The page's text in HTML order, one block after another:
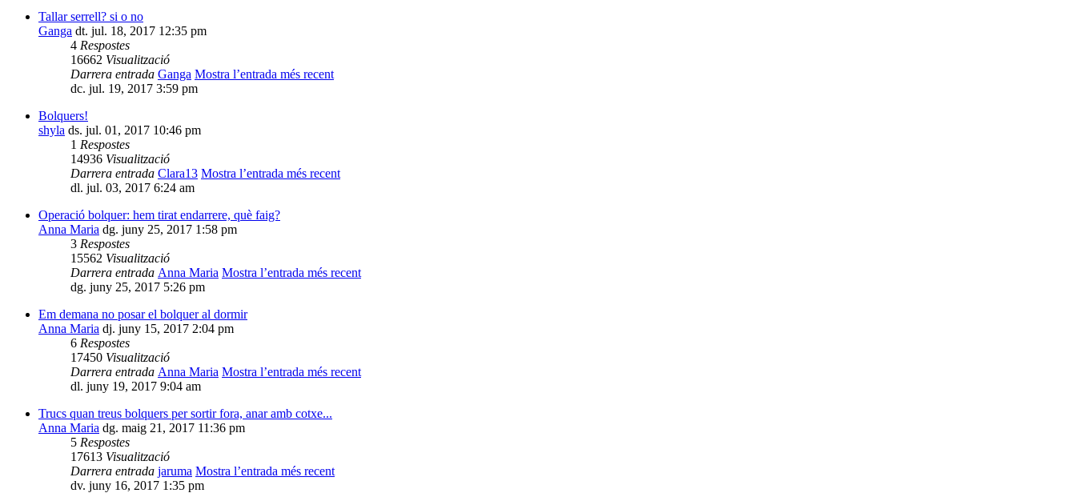
Tallar serrell? si o no
Ganga dt. jul. 18, 2017 12:35 pm
4 Respostes
16662 Visualització
Darrera entrada Ganga Mostra l’entrada més recent
dc. jul. 19, 2017 3:59 pm
Bolquers!
shyla ds. jul. 01, 2017 10:46 pm
1 Respostes
14936 Visualització
Darrera entrada Clara13 Mostra l’entrada més recent
dl. jul. 03, 2017 6:24 am
Operació bolquer: hem tirat endarrere, què faig?
Anna Maria dg. juny 25, 2017 1:58 pm
3 Respostes
15562 Visualització
Darrera entrada Anna Maria Mostra l’entrada més recent
dg. juny 25, 2017 5:26 pm
Em demana no posar el bolquer al dormir
Anna Maria dj. juny 15, 2017 2:04 pm
6 Respostes
17450 Visualització
Darrera entrada Anna Maria Mostra l’entrada més recent
dl. juny 19, 2017 9:04 am
Trucs quan treus bolquers per sortir fora, anar amb cotxe...
Anna Maria dg. maig 21, 2017 11:36 pm
5 Respostes
17613 Visualització
Darrera entrada jaruma Mostra l’entrada més recent
dv. juny 16, 2017 1:35 pm